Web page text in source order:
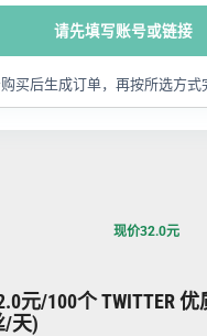
请先填写账号或链接
买后生成订单，再按所选方式
现价32.0元
元/100个 TWITTER
/天)